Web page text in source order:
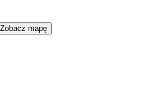
Zobacz mapę